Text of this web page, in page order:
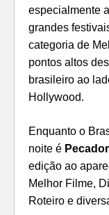
especialmente
grandes
categoria de
pontos altos
brasileiro ao
Hollywood.
Enquanto o
noite é
edição ao
Melhor Filme,
Roteiro e